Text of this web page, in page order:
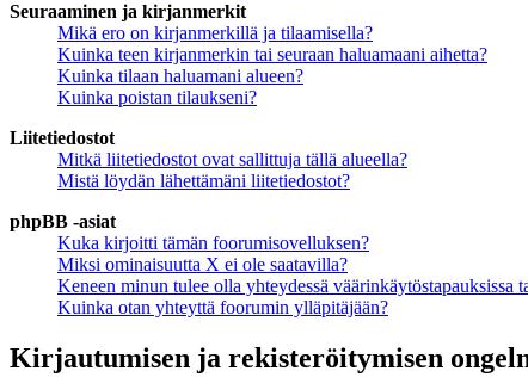
Seuraaminen ja kirjanmerkit
Mikä ero on kirjanmerkillä ja tilaamisella?
Kuinka teen kirjanmerkin tai seuraan haluamaani aihetta?
Kuinka tilaan haluamani alueen?
Kuinka poistan tilaukseni?
Liitetiedostot
Mitkä liitetiedostot ovat sallittuja tällä alueella?
Mistä löydän lähettämäni liitetiedostot?
phpBB -asiat
Kuka kirjoitti tämän foorumisovelluksen?
Miksi ominaisuutta X ei ole saatavilla?
Keneen minun tulee olla yhteydessä
Kuinka otan yhteyttä foorumin ylläpitäjään?
Kirjautumisen ja rekisteröitymisen